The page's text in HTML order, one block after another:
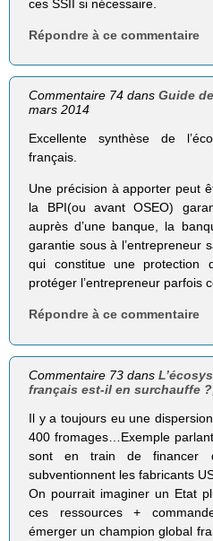
ces SSII si nécessaire.
Répondre à ce commentaire
Commentaire 74 dansGuide
mars 2014
Excellente synthèse de
français.
Une précision à apporter peut
la BPI(ou avant OSEO)
auprès d’une banque, la
garantie sous à l’entrepreneur
qui constitue une protection
protéger l’entrepreneur parfois
Répondre à ce commentaire
Commentaire 73 dans
français est-il en surchauffe ?
Il y a toujours eu une
400 fromages…Exemple
sont en train de financer
subventionnent les fabricants
On pourrait imaginer un Etat
ces ressources +
émerger un champion global